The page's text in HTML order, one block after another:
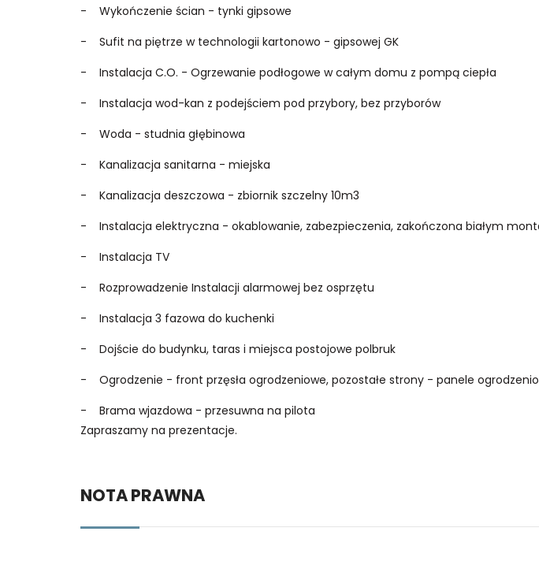
- Wykończenie ścian - tynki gipsowe
- Sufit na piętrze w technologii kartonowo - gipsowej GK
- Instalacja C.O. - Ogrzewanie podłogowe w całym domu z pompą ciepła
- Instalacja wod-kan z podejściem pod przybory, bez przyborów
- Woda - studnia głębinowa
- Kanalizacja sanitarna - miejska
- Kanalizacja deszczowa - zbiornik szczelny 10m3
- Instalacja elektryczna - okablowanie, zabezpieczenia, zakończona białym
- Instalacja TV
- Rozprowadzenie Instalacji alarmowej bez osprzętu
- Instalacja 3 fazowa do kuchenki
- Dojście do budynku, taras i miejsca postojowe polbruk
- Ogrodzenie - front przęsła ogrodzeniowe, pozostałe strony - panele
- Brama wjazdowa - przesuwna na pilota
Zapraszamy na prezentacje.
NOTA PRAWNA